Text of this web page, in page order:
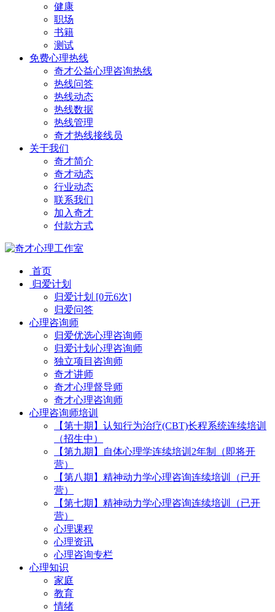
健康
职场
书籍
测试
免费心理热线
奇才公益心理咨询热线
热线问答
热线动态
热线数据
热线管理
奇才热线接线员
关于我们
奇才简介
奇才动态
行业动态
联系我们
加入奇才
付款方式
首页
归爱计划
归爱计划 [0元6次]
归爱问答
心理咨询师
归爱优选心理咨询师
归爱计划心理咨询师
独立项目咨询师
奇才讲师
奇才心理督导师
奇才心理咨询师
心理咨询师培训
【第十期】认知行为治疗(CBT)长程系统连续培训
（招生中）
【第九期】自体心理学连续培训2年制（即将开
营）
【第八期】精神动力学心理咨询连续培训（已开
营）
【第七期】精神动力学心理咨询连续培训（已开
营）
心理课程
心理资讯
心理咨询专栏
心理知识
家庭
教育
情绪